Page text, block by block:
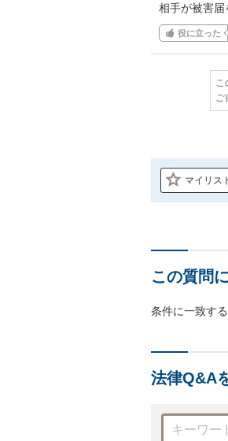
相手が被害届
役に立った
マイリス
この質問
条件に一致す
法律Q&A